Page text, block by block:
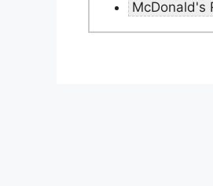
McDonald's